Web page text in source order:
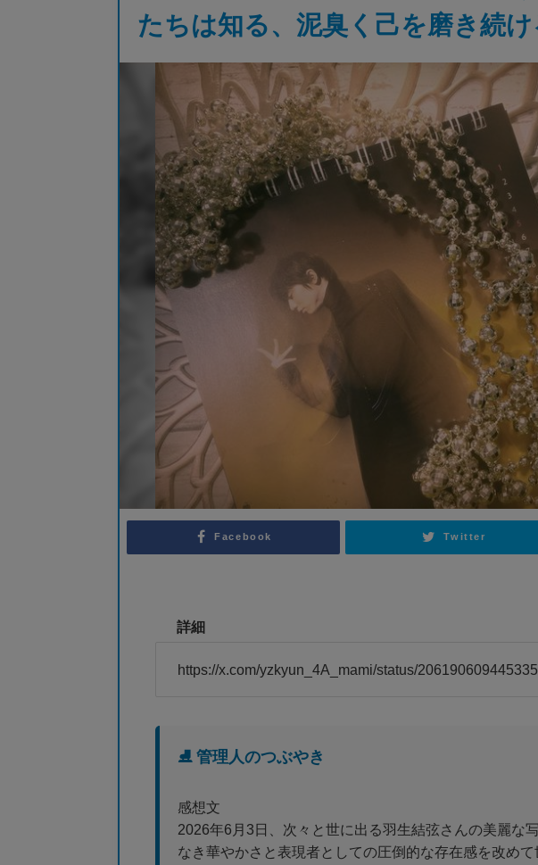
たちは知る、泥臭く己を磨き続
Facebook Twitter
詳細
https://x.com/yzkyun_4A_mami/status/
⛸️ 管理人のつぶやき
感想文
2026年6月3日、次々と世に出る羽生結弦さんの美麗な
なき華やかさと表現者としての圧倒的な存在感を改め